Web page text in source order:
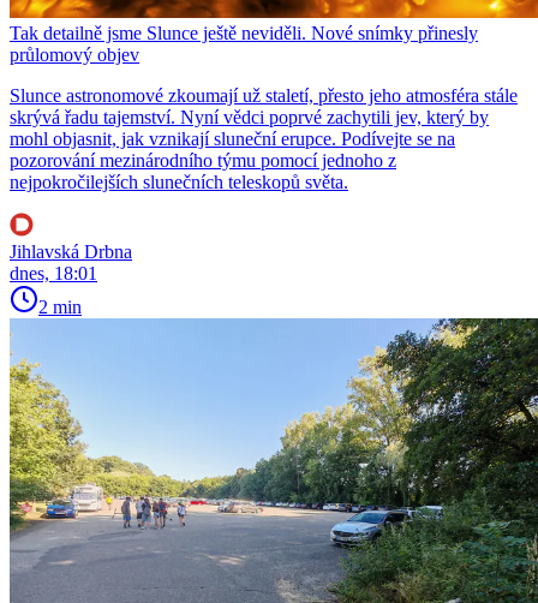
Tak detailně jsme Slunce ještě neviděli. Nové snímky přinesly
průlomový objev
Slunce astronomové zkoumají už staletí, přesto jeho atmosféra stále
skrývá řadu tajemství. Nyní vědci poprvé zachytili jev, který by
mohl objasnit, jak vznikají sluneční erupce. Podívejte se na
pozorování mezinárodního týmu pomocí jednoho z
nejpokročilejších slunečních teleskopů světa.
Jihlavská Drbna
dnes, 18:01
2 min